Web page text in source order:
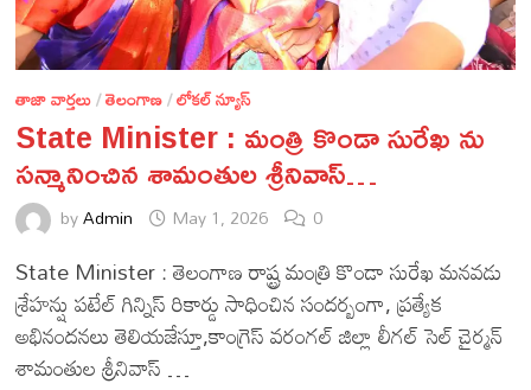
తాజా వార్తలు/తెలంగాణ/లోకల్ న్యూస్
State Minister : మంత్రి కొండా సురేఖ ను
సన్మానించిన శామంతుల శ్రీనివాస్…
byAdmin May 1, 2026 0
State Minister : తెలంగాణ రాష్ట్ర మంత్రి కొండా సురేఖ మనవడు
శ్రేహన్షు పటేల్ గిన్నిస్ రికార్డు సాధించిన సందర్బంగా, ప్రత్యేక
అభినందనలు తెలియజేస్తూ,కాంగ్రెస్ వరంగల్ జిల్లా లీగల్ సెల్ చైర్మన్
శామంతుల శ్రీనివాస్ …